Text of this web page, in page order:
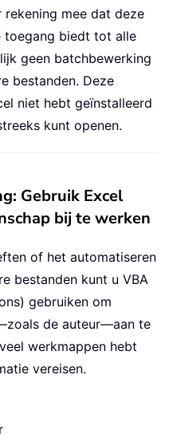
mee dat deze
toegang biedt tot alle
geen batchbewerking
bestanden. Deze
niet hebt geïnstalleerd
kunt openen.
Gebruik Excel
bij te werken
of het automatiseren
bestanden kunt u VBA
gebruiken om
de auteur—aan te
werkmappen hebt
vereisen.